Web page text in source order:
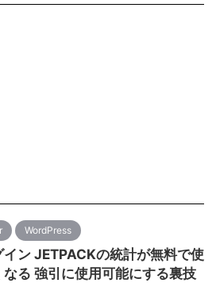
WordPress
イン JETPACKの統計が無料で使
なる 強引に使用可能にする裏技